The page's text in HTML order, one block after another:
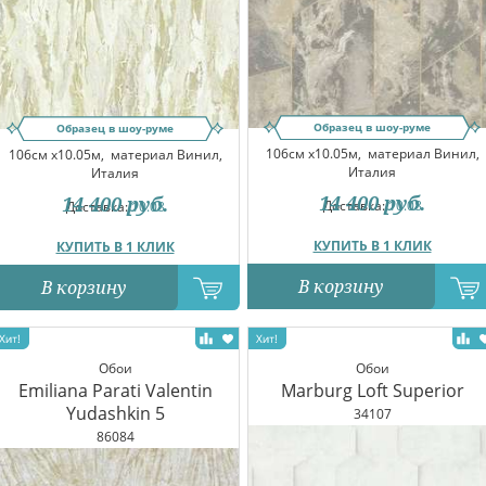
Образец в шоу-руме
106см x10.05м, материал Винил,
Италия
Доставка:10.08
КУПИТЬ В 1 КЛИК
14 400 руб.
В корзину
Образец в шоу-руме
106см x10.05м, материал Винил,
Италия
Доставка:10.08
КУПИТЬ В 1 КЛИК
14 400 руб.
В корзину
Обои
Emiliana Parati Valentin
Yudashkin 5
86084
Обои
Marburg Loft Superior
34107